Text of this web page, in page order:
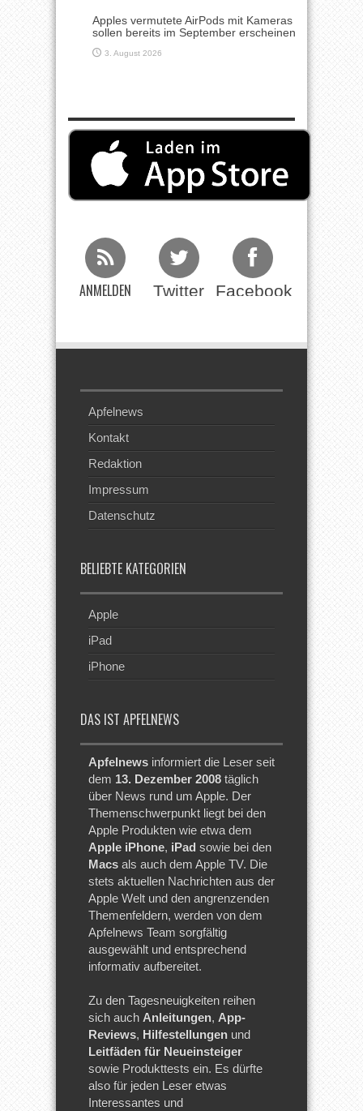
Apples vermutete AirPods mit Kameras
sollen bereits im September erscheinen
3. August 2026
ANMELDEN Twitter Facebook
Apfelnews
Kontakt
Redaktion
Impressum
Datenschutz
BELIEBTE KATEGORIEN
Apple
iPad
iPhone
DAS IST APFELNEWS
Apfelnews informiert die Leser seit
dem 13. Dezember 2008 täglich
über News rund um Apple. Der
Themenschwerpunkt liegt bei den
Apple Produkten wie etwa dem
Apple iPhone, iPad sowie bei den
Macs als auch dem Apple TV. Die
stets aktuellen Nachrichten aus der
Apple Welt und den angrenzenden
Themenfeldern, werden von dem
Apfelnews Team sorgfältig
ausgewählt und entsprechend
informativ aufbereitet.
Zu den Tagesneuigkeiten reihen
sich auch Anleitungen, App-
Reviews, Hilfestellungen und
Leitfäden für Neueinsteiger
sowie Produkttests ein. Es dürfte
also für jeden Leser etwas
Interessantes und